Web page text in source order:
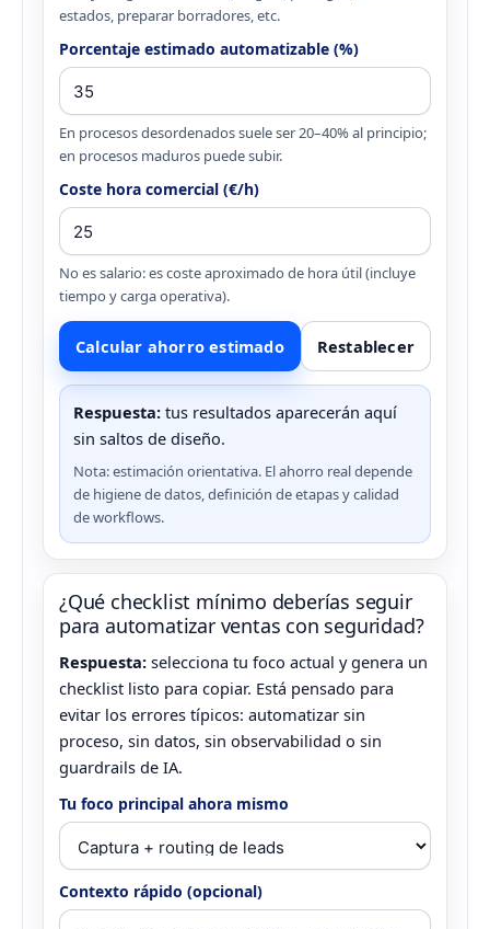
estados, preparar borradores, etc.
Porcentaje estimado automatizable (%)
En procesos desordenados suele ser 20–40% al principio;
en procesos maduros puede subir.
Coste hora comercial (€/h)
No es salario: es coste aproximado de hora útil (incluye
tiempo y carga operativa).
Calcular ahorro estimado Restablecer
Respuesta: tus resultados aparecerán aquí
sin saltos de diseño.
Nota: estimación orientativa. El ahorro real depende
de higiene de datos, definición de etapas y calidad
de workflows.
¿Qué checklist mínimo deberías seguir
para automatizar ventas con seguridad?
Respuesta: selecciona tu foco actual y genera un
checklist listo para copiar. Está pensado para
evitar los errores típicos: automatizar sin
proceso, sin datos, sin observabilidad o sin
guardrails de IA.
Tu foco principal ahora mismo
Contexto rápido (opcional)